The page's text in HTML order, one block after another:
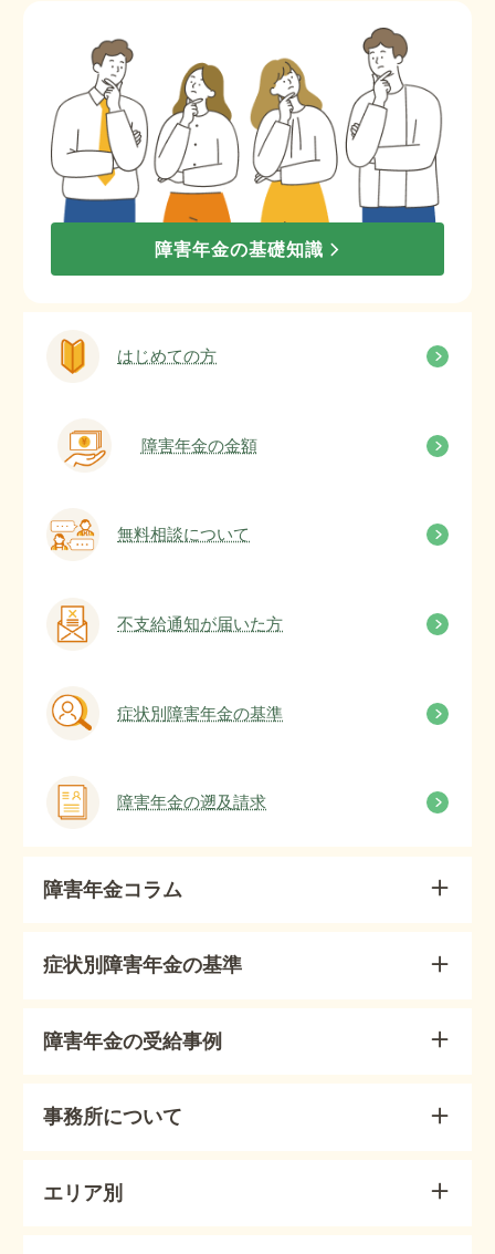
障害年金の基礎知識
はじめての方
障害年金の金額
無料相談について
不支給通知が届いた方
症状別障害年金の基準
障害年金の遡及請求
障害年金コラム
症状別障害年金の基準
障害年金の受給事例
事務所について
エリア別